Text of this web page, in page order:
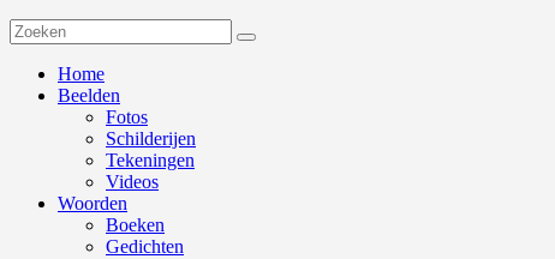
Home
Beelden
Fotos
Schilderijen
Tekeningen
Videos
Woorden
Boeken
Gedichten